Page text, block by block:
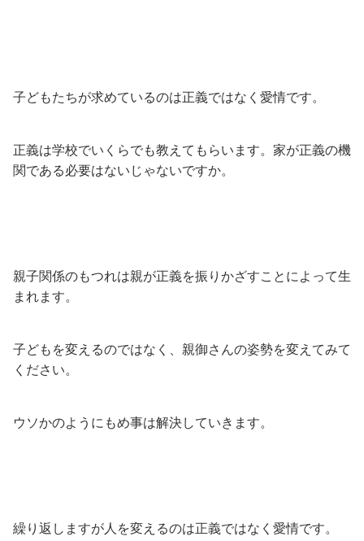
子どもたちが求めているのは正義ではなく愛情です。
正義は学校でいくらでも教えてもらいます。家が正義の機
関である必要はないじゃないですか。
親子関係のもつれは親が正義を振りかざすことによって生
まれます。
子どもを変えるのではなく、親御さんの姿勢を変えてみて
ください。
ウソかのようにもめ事は解決していきます。
繰り返しますが人を変えるのは正義ではなく愛情です。